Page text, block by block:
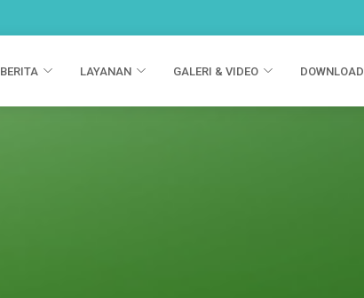
BERITA LAYANAN GALERI & VIDEO DOWNLOAD